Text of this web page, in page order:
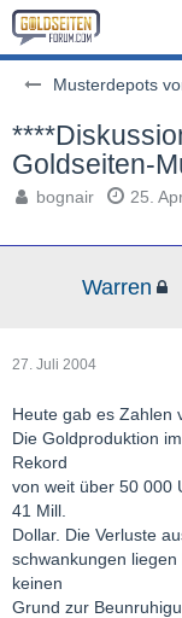
Musterdepots
Goldseiten-
bognair 25.
Warren
27. Juli 2004
Heute gab es Zahlen
Die Goldproduktion
Rekord
von weit über 50 000
41 Mill.
Dollar. Die Verluste
schwankungen
keinen
Grund zur